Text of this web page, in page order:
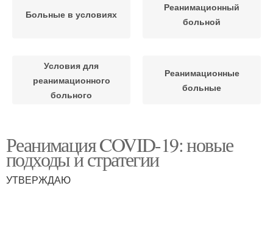
Больные в условиях
Реанимационный
больной
Условия для
реанимационного
больного
Реанимационные
больные
Реанимация COVID-19: новые
подходы и стратегии
УТВЕРЖДАЮ